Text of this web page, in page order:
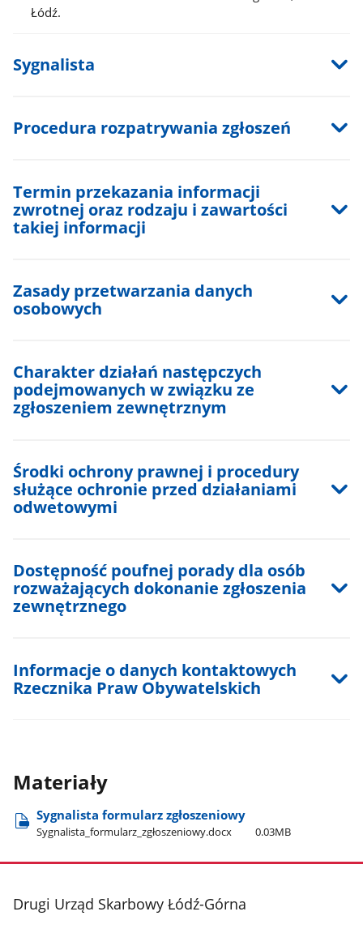
Łódź.
Sygnalista
Procedura rozpatrywania zgłoszeń
Termin przekazania informacji
zwrotnej oraz rodzaju i zawartości
takiej informacji
Zasady przetwarzania danych
osobowych
Charakter działań następczych
podejmowanych w związku ze
zgłoszeniem zewnętrznym
Środki ochrony prawnej i procedury
służące ochronie przed działaniami
odwetowymi
Dostępność poufnej porady dla osób
rozważających dokonanie zgłoszenia
zewnętrznego
Informacje o danych kontaktowych
Rzecznika Praw Obywatelskich
Materiały
Sygnalista formularz zgłoszeniowy
Sygnalista​_formularz​_zgłoszeniowy.docx 0.03MB
stopka
Drugi Urząd Skarbowy Łódź-Górna